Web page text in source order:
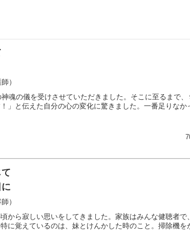
）
魂の儀を受けさせていただきました。そこに至るまで、
」と伝えた自分の心の変化に驚きました。一番足りな
）
から寂しい思いをしてきました。家族はみんな健聴者で
に覚えているのは、妹とけんかした時のこと。掃除機